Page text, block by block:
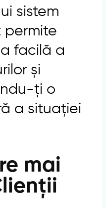
sistem
permite
facilă a
și
ți o
a situației
mai